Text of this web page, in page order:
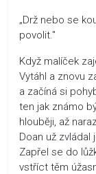
„Drž nebo se
povolit."
Když malíček
Vytáhl a znovu
a začíná si
ten jak známo
hlouběji, až
Doan už
Zapřel se do
vstříct těm